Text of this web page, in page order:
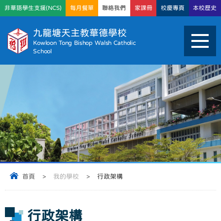
九龍塘天主教華德學校
Kowloon Tong Bishop Walsh Catholic
School
非華語學生支援(NCS) 每月餐單 聯絡我們 家課冊 校慶專頁 本校歷史
首頁 > 我的學校 > 行政架構
行政架構